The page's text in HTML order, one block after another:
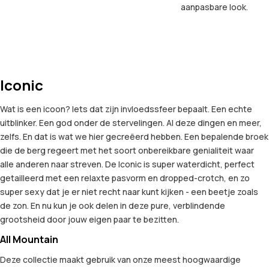
aanpasbare look.
Iconic
Wat is een icoon? Iets dat zijn invloedssfeer bepaalt. Een echte
uitblinker. Een god onder de stervelingen. Al deze dingen en meer,
zelfs. En dat is wat we hier gecreëerd hebben. Een bepalende broek
die de berg regeert met het soort onbereikbare genialiteit waar
alle anderen naar streven. De Iconic is super waterdicht, perfect
getailleerd met een relaxte pasvorm en dropped-crotch, en zo
super sexy dat je er niet recht naar kunt kijken - een beetje zoals
de zon. En nu kun je ook delen in deze pure, verblindende
grootsheid door jouw eigen paar te bezitten.
All Mountain
Deze collectie maakt gebruik van onze meest hoogwaardige